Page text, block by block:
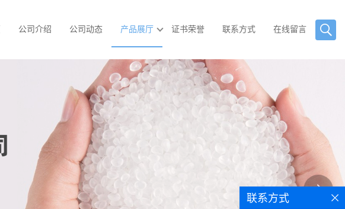
公司介绍 公司动态 产品展厅 证书荣誉 联系方式 在线留言
联系方式